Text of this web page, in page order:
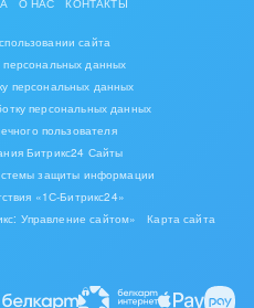
О НАС КОНТАКТЫ
сайта
персональных данных
персональных данных
персональных данных
пользователя
Битрикс24 Сайты
защиты информации
«1С-Битрикс24»
Управление сайтом»
Карта сайта